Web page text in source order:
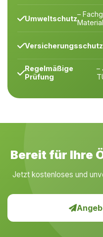
Umweltschutz–
Versicherungsschutz
Regelmäßige
Prüfung
–
Bereit für Ihre
Jetzt kostenloses und